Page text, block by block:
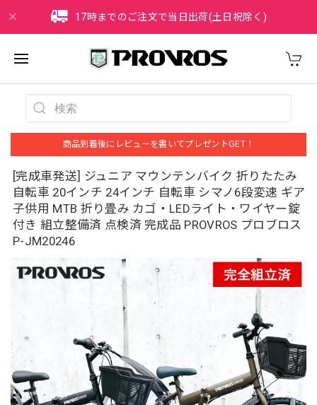
17時までのご注文で当日出荷(土日祝除く)
商品到着後にレビューを書いてプレゼントGET！
[完成車発送] ジュニア マウンテンバイク 折りたたみ
自転車 20インチ 24インチ 自転車 シマノ6段変速 ギア
子供用 MTB 折り畳み カゴ・LEDライト・ワイヤー錠
付き 組立整備済 点検済 完成品 PROVROS プロブロス
P-JM20246